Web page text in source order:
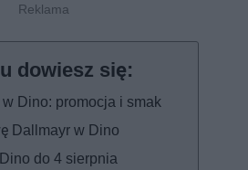
Dino: promocja i smak
Dallmayr w Dino
do 4 sierpnia